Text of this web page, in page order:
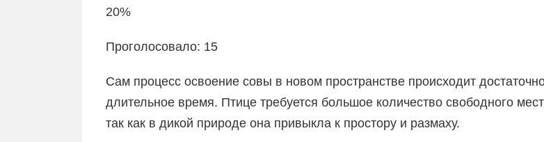
20%
Проголосовало: 15
Сам процесс освоение совы в новом пространстве происходит
длительное время. Птице требуется большое количество свободного
так как в дикой природе она привыкла к простору и размаху.